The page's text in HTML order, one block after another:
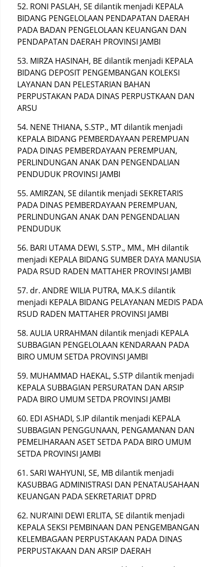
52. RONI PASLAH, SE dilantik menjadi KEPALA
BIDANG PENGELOLAAN PENDAPATAN DAERAH
PADA BADAN PENGELOLAAN KEUANGAN DAN
PENDAPATAN DAERAH PROVINSI JAMBI
53. MIRZA HASINAH, BE dilantik menjadi KEPALA
BIDANG DEPOSIT PENGEMBANGAN KOLEKSI
LAYANAN DAN PELESTARIAN BAHAN
PERPUSTAKAN PADA DINAS PERPUSTKAAN DAN
ARSU
54. NENE THIANA, S.STP., MT dilantik menjadi
KEPALA BIDANG PEMBERDAYAAN PEREMPUAN
PADA DINAS PEMBERDAYAAN PEREMPUAN,
PERLINDUNGAN ANAK DAN PENGENDALIAN
PENDUDUK PROVINSI JAMBI
55. AMIRZAN, SE dilantik menjadi SEKRETARIS
PADA DINAS PEMBERDAYAAN PEREMPUAN,
PERLINDUNGAN ANAK DAN PENGENDALIAN
PENDUDUK
56. BARI UTAMA DEWI, S.STP., MM., MH dilantik
menjadi KEPALA BIDANG SUMBER DAYA MANUSIA
PADA RSUD RADEN MATTAHER PROVINSI JAMBI
57. dr. ANDRE WILIA PUTRA, MA.K.S dilantik
menjadi KEPALA BIDANG PELAYANAN MEDIS PADA
RSUD RADEN MATTAHER PROVINSI JAMBI
58. AULIA URRAHMAN dilantik menjadi KEPALA
SUBBAGIAN PENGELOLAAN KENDARAAN PADA
BIRO UMUM SETDA PROVINSI JAMBI
59. MUHAMMAD HAEKAL, S.STP dilantik menjadi
KEPALA SUBBAGIAN PERSURATAN DAN ARSIP
PADA BIRO UMUM SETDA PROVINSI JAMBI
60. EDI ASHADI, S.IP dilantik menjadi KEPALA
SUBBAGIAN PENGGUNAAN, PENGAMANAN DAN
PEMELIHARAAN ASET SETDA PADA BIRO UMUM
SETDA PROVINSI JAMBI
61. SARI WAHYUNI, SE, MB dilantik menjadi
KASUBBAG ADMINISTRASI DAN PENATAUSAHAAN
KEUANGAN PADA SEKRETARIAT DPRD
62. NUR’AINI DEWI ERLITA, SE dilantik menjadi
KEPALA SEKSI PEMBINAAN DAN PENGEMBANGAN
KELEMBAGAAN PERPUSTAKAAN PADA DINAS
PERPUSTAKAAN DAN ARSIP DAERAH